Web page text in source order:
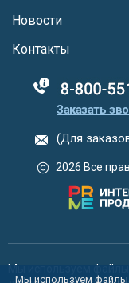
Новости
Контакты
88005555550
Заказать
(Для
2026 Все
Мы используем файлы
Мы используем файлы